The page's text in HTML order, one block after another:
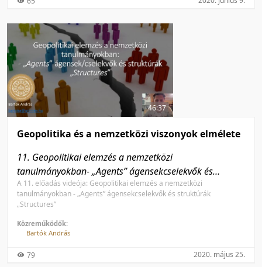
46:37
Geopolitika és a nemzetközi viszonyok elmélete
11. Geopolitikai elemzés a nemzetközi
tanulmányokban- „Agents” ágensekcselekvők és
struktúrák „Structures”
A 11. előadás videója: Geopolitikai elemzés a nemzetközi
tanulmányokban - „Agents” ágensekcselekvők és struktúrák
„Structures”
Közreműködők:
Bartók András
79 2020. május 25.